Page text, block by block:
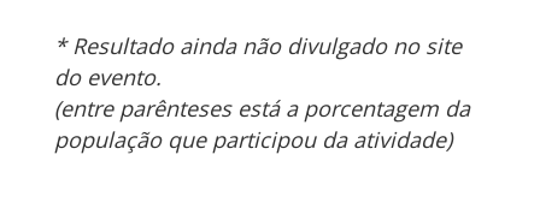
* Resultado ainda não divulgado no site
do evento.
(entre parênteses está a porcentagem da
população que participou da atividade)